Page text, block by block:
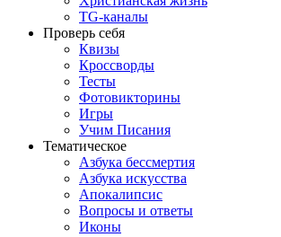
TG-каналы
Проверь себя
Квизы
Кроссворды
Тесты
Фотовикторины
Игры
Учим Писания
Тематическое
Азбука бессмертия
Азбука искусства
Апокалипсис
Вопросы и ответы
Иконы